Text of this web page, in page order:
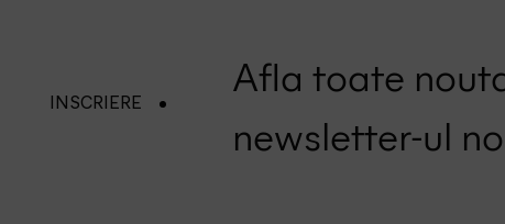
INSCRIERE
Afla toate
newsletter-ul